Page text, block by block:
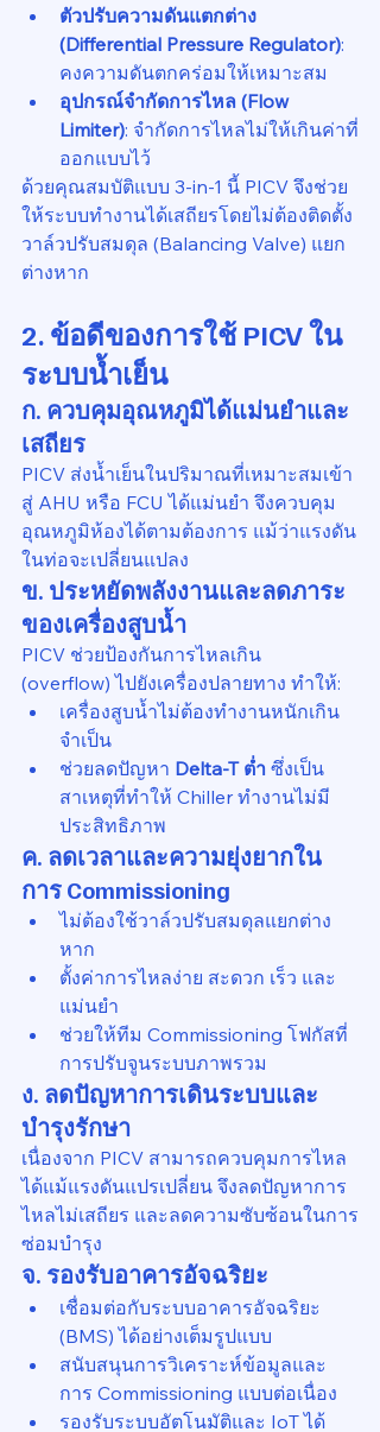
ตัวปรับความดันแตกต่าง
(Differential Pressure Regulator):
คงความดันตกคร่อมให้เหมาะสม
อุปกรณ์จำกัดการไหล (Flow
Limiter): จำกัดการไหลไม่ให้เกินค่าที่
ออกแบบไว้
ด้วยคุณสมบัติแบบ 3-in-1 นี้ PICV จึงช่วย
ให้ระบบทำงานได้เสถียรโดยไม่ต้องติดตั้ง
วาล์วปรับสมดุล (Balancing Valve) แยก
ต่างหาก
2. ข้อดีของการใช้ PICV ใน
ระบบน้ำเย็น
ก. ควบคุมอุณหภูมิได้แม่นยำและ
เสถียร
PICV ส่งน้ำเย็นในปริมาณที่เหมาะสมเข้า
สู่ AHU หรือ FCU ได้แม่นยำ จึงควบคุม
อุณหภูมิห้องได้ตามต้องการ แม้ว่าแรงดัน
ในท่อจะเปลี่ยนแปลง
ข. ประหยัดพลังงานและลดภาระ
ของเครื่องสูบน้ำ
PICV ช่วยป้องกันการไหลเกิน
(overflow) ไปยังเครื่องปลายทาง ทำให้:
เครื่องสูบน้ำไม่ต้องทำงานหนักเกิน
จำเป็น
ช่วยลดปัญหา Delta-T ต่ำ ซึ่งเป็น
สาเหตุที่ทำให้ Chiller ทำงานไม่มี
ประสิทธิภาพ
ค. ลดเวลาและความยุ่งยากใน
การ Commissioning
ไม่ต้องใช้วาล์วปรับสมดุลแยกต่าง
หาก
ตั้งค่าการไหลง่าย สะดวก เร็ว และ
แม่นยำ
ช่วยให้ทีม Commissioning โฟกัสที่
การปรับจูนระบบภาพรวม
ง. ลดปัญหาการเดินระบบและ
บำรุงรักษา
เนื่องจาก PICV สามารถควบคุมการไหล
ได้แม้แรงดันแปรเปลี่ยน จึงลดปัญหาการ
ไหลไม่เสถียร และลดความซับซ้อนในการ
ซ่อมบำรุง
จ. รองรับอาคารอัจฉริยะ
เชื่อมต่อกับระบบอาคารอัจฉริยะ
(BMS) ได้อย่างเต็มรูปแบบ
สนับสนุนการวิเคราะห์ข้อมูลและ
การ Commissioning แบบต่อเนื่อง
รองรับระบบอัตโนมัติและ IoT ได้